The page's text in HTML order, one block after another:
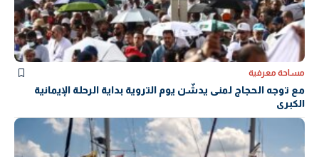
مساحة معرفية
مع توجه الحجاج لمنى يدشّن يوم التروية بداية الرحلة الإيمانية
الكبرى